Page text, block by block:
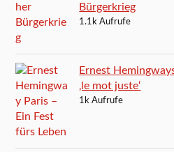
Bürgerkrieg
1.1k Aufrufe
Ernest
‚le mot juste‘
1k Aufrufe